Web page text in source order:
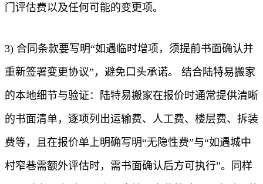
门评估费以及任何可能的变更项。
3) 合同条款要写明“如遇临时增项，须提前书面确认并
重新签署变更协议”，避免口头承诺。 结合陆特易搬家
的本地细节与验证：陆特易搬家在报价时通常提供清晰
的书面清单，逐项列出运输费、人工费、楼层费、拆装
费等，且在报价单上明确写明“无隐性费”与“如遇城中
村窄巷需额外评估时，需书面确认后方可执行”。同样